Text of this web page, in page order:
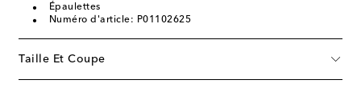
Épaulettes
Numéro d'article: P01102625
Taille Et Coupe